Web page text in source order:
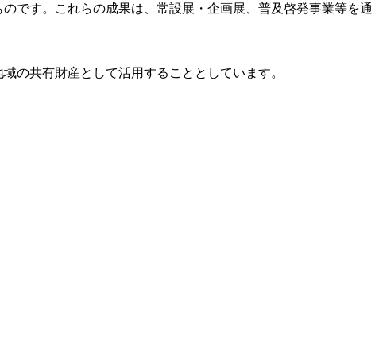
です。これらの成果は、常設展・企画展、普及啓発事業等を通
の共有財産として活用することとしています。